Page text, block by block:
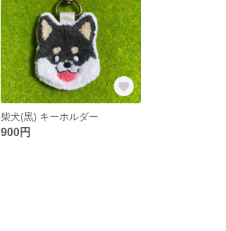
柴犬(黒) キーホルダー
900円